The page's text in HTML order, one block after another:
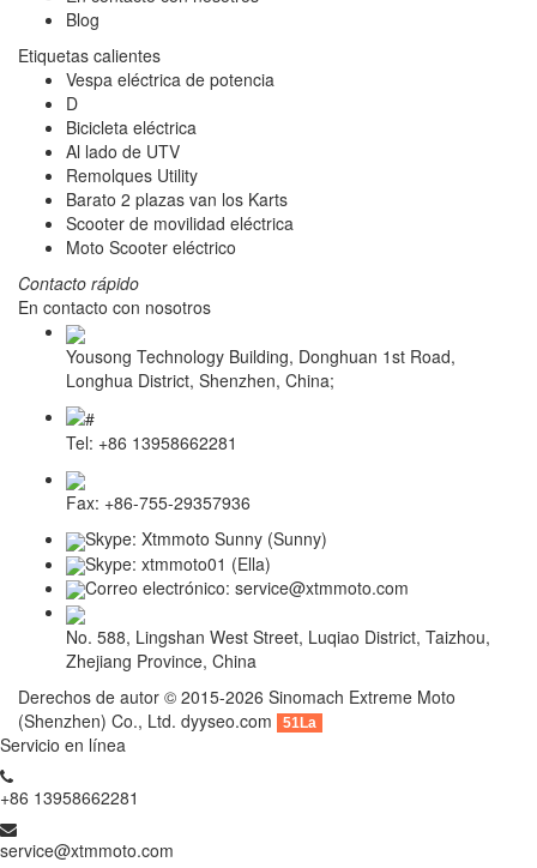
Blog
Etiquetas calientes
Vespa eléctrica de potencia
D
Bicicleta eléctrica
Al lado de UTV
Remolques Utility
Barato 2 plazas van los Karts
Scooter de movilidad eléctrica
Moto Scooter eléctrico
Contacto rápido
En contacto con nosotros
Yousong Technology Building, Donghuan 1st Road,
Longhua District, Shenzhen, China;
Tel: +86 13958662281
Fax: +86-755-29357936
Skype: Xtmmoto Sunny (Sunny)
Skype: xtmmoto01 (Ella)
Correo electrónico: service@xtmmoto.com
No. 588, Lingshan West Street, Luqiao District, Taizhou,
Zhejiang Province, China
Derechos de autor © 2015-2026 Sinomach Extreme Moto
(Shenzhen) Co., Ltd. dyyseo.com 51La
Servicio en línea
+86 13958662281
service@xtmmoto.com